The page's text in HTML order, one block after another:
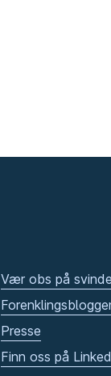
Vær obs på
Presse
Finn oss på